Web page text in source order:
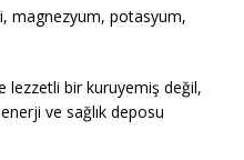
magnezyum, potasyum,
lezzetli bir kuruyemiş değil,
ve sağlık deposu